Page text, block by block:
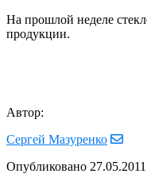
На прошлой неделе
продукции.
Автор:
Сергей Мазуренко
Опубликовано 27.05.2011